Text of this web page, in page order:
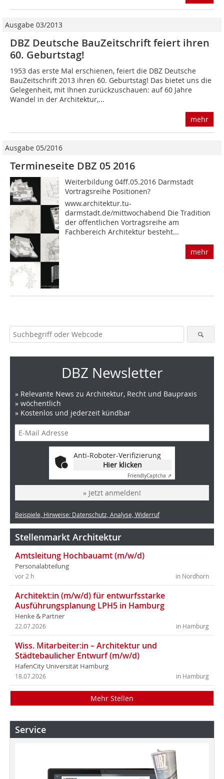
Ausgabe 03/2013
DBZ Deutsche BauZeitschrift feiert ihren
60. Geburtstag!
1953 das erste Mal erschienen, feiert die DBZ Deutsche
BauZeitschrift 2013 ihren 60. Geburtstag! Das bietet uns die
Gelegenheit, mit Ihnen zurückzuschauen: auf 60 Jahre
Wandel in der Architektur,...
mehr
Ausgabe 05/2016
Termineseite DBZ 05 2016
Weiterbildung 04ff.05.2016 Darmstadt
Vortragsreihe Positionen?
www.architektur.tu-
darmstadt.de/mittwochabend Die Tradition
der öffentlichen Vortragsreihe am
Fachbereich Architektur besteht...
mehr
DBZ Newsletter
» Relevante News zu Architektur, Recht und Baupraxis
» wöchentlich
» Kostenlos und jederzeit kündbar
Anti-Roboter-Verifizierung
Hier klicken
FriendlyCaptcha ⇗
» Jetzt anmelden!
Beispiele, Hinweise: Datenschutz, Analyse, Widerruf
Stellenmarkt Architektur
Amtsleitung Hochbauamt (m/w/d)
Personalabteilung
in Nordhorn
vor 2 h
Architekt:in (m/w/d) für entwurfsstarke
Ausführungsplanung LPH5 in Hamburg
Henke & Partner
in Hamburg
22.07.2026
Wiss. Mitarbeiter:in – Architektur und
Städtebaulicher Entwurf (m/w/d)
HafenCity Universität Hamburg
in Hamburg
18.07.2026
Mehr Stellen
Service